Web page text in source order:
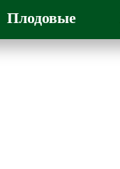
Плодовые